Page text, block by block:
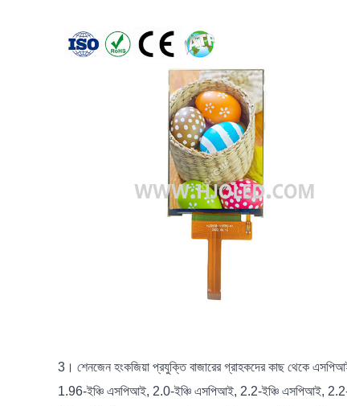
3। শেনজেন হংকজিয়া প্রযুক্তি বাজারের গ্রাহকদের কাছ থেকে
1.96-ইঞ্চি এসপিআই, 2.0-ইঞ্চি এসপিআই, 2.2-ইঞ্চি এসপিআই,